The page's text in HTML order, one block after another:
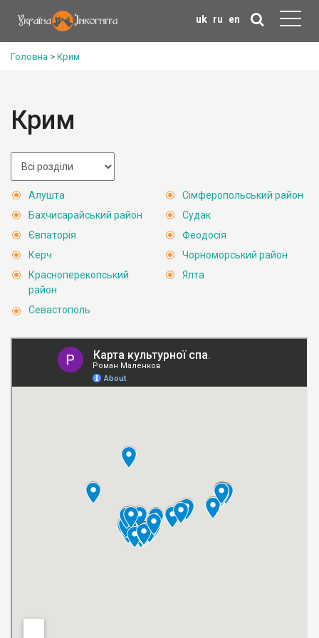
uk ru en
Головна > Крим
Крим
Алушта
Бахчисарайський район
Євпаторія
Керч
Красноперекопський
район
Севастополь
Сімферопольський район
Судак
Феодосія
Чорноморський район
Ялта